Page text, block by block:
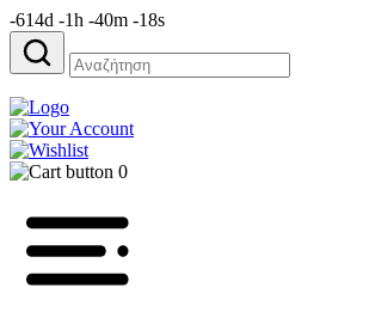
-614d -1h -40m -18s
Αναζήτηση
για:
0